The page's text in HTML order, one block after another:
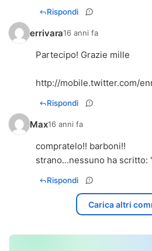
Rispondi
errivara16 anni fa
Partecipo! Grazie mille
http://mobile.twitter.com/
Rispondi
Max16 anni fa
compratelo!! barboni!!
strano...nessuno ha scritto:
Rispondi
Carica altri